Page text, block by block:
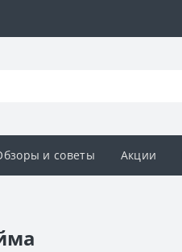
и советы Акции